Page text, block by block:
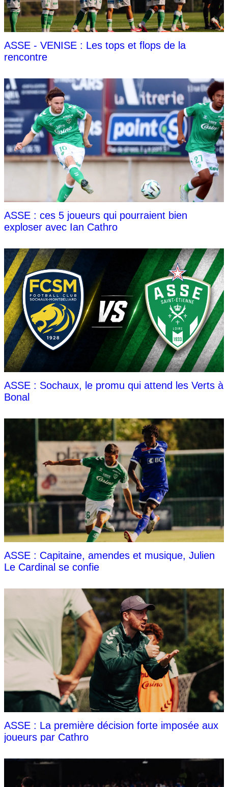
ASSE - VENISE : Les tops et flops de la
rencontre
ASSE : ces 5 joueurs qui pourraient bien
exploser avec Ian Cathro
ASSE : Sochaux, le promu qui attend les Verts à
Bonal
ASSE : Capitaine, amendes et musique, Julien
Le Cardinal se confie
ASSE : La première décision forte imposée aux
joueurs par Cathro